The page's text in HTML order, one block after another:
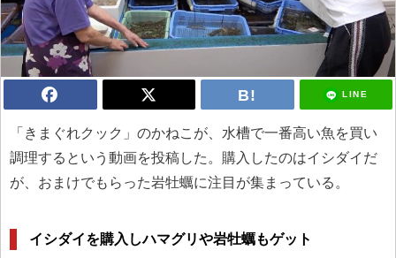
LINE
「きまぐれクック」のかねこが、水槽で一番高い魚を買い
調理するという動画を投稿した。購入したのはイシダイだ
が、おまけでもらった岩牡蠣に注目が集まっている。
イシダイを購入しハマグリや岩牡蠣もゲット